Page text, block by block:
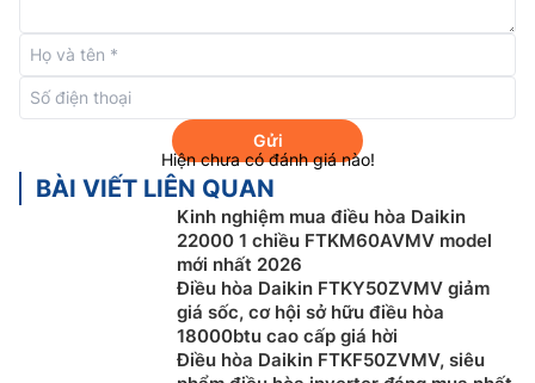
Công nghệ Streamer
Điều hòa Daikin inverterFTKY35ZVMV được trang bị
công nghệ Streamer độc quyền của Daikin giúp loại
bỏ hiệu quả nấm mốc, vi khuẩn, vi rút, chất gây dị ứng
Và hơn 60 loại khí độc hại có trong không khí từ đó
Gửi
Hiện chưa có đánh giá nào!
BÀI VIẾT LIÊN QUAN
Kinh nghiệm mua điều hòa Daikin
22000 1 chiều FTKM60AVMV model
mới nhất 2026
Điều hòa Daikin FTKY50ZVMV giảm
giá sốc, cơ hội sở hữu điều hòa
18000btu cao cấp giá hời
Điều hòa Daikin FTKF50ZVMV, siêu